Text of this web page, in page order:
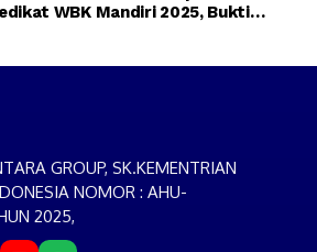
WBK Mandiri 2025, Bukti
GROUP, SK.KEMENTRIAN
NOMOR : AHU-
2025,